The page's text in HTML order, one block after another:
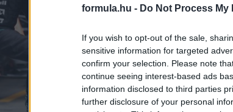
formula.hu - Do Not Process
If you wish to opt-out of the sale,
sensitive information for targeted
confirm your selection. Please note
continue seeing interest-based ads
information disclosed to third parties
further disclosure of your personal